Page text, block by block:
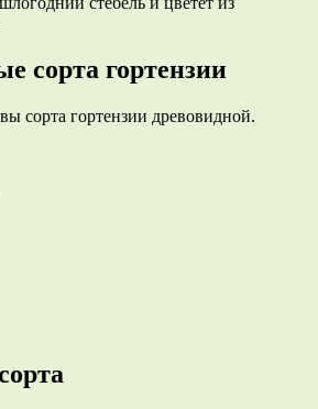
сорта гортензии
сорта гортензии древовидной.